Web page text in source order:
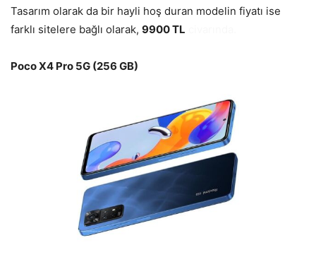
Tasarım olarak da bir hayli hoş duran modelin fiyatı ise
farklı sitelere bağlı olarak, 9900 TL
Poco X4 Pro 5G (256 GB)